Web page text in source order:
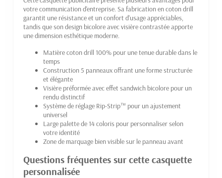
votre communication d'entreprise. Sa fabrication en coton drill
garantit une résistance et un confort d'usage appréciables,
tandis que son design bicolore avec visière contrastée apporte
une dimension esthétique moderne.
Matière coton drill 100% pour une tenue durable dans le
temps
Construction 5 panneaux offrant une forme structurée
et élégante
Visière préformée avec effet sandwich bicolore pour un
rendu distinctif
Système de réglage Rip-Strip™ pour un ajustement
universel
Large palette de 14 coloris pour personnaliser selon
votre identité
Zone de marquage bien visible sur le panneau avant
Questions fréquentes sur cette casquette
personnalisée